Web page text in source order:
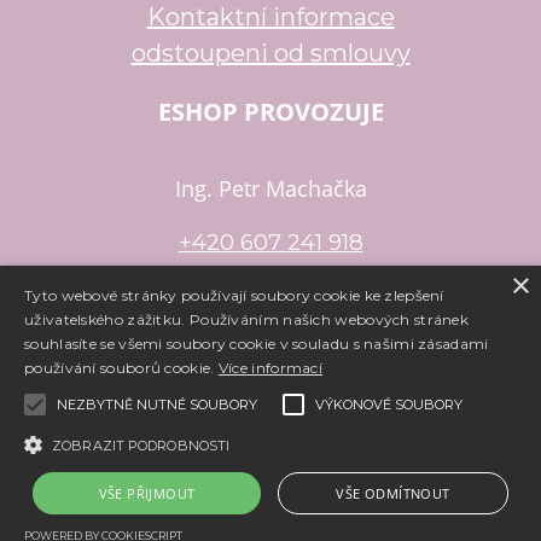
Kontaktní informace
odstoupeni od smlouvy
ESHOP PROVOZUJE
Ing. Petr Machačka
+420 607 241 918
petr.machacka@email.cz
e-shopuapronájem e-shopu Shop5.cz
×
Tyto webové stránky používají soubory cookie ke zlepšení
uživatelského zážitku. Používáním našich webových stránek
souhlasíte se všemi soubory cookie v souladu s našimi zásadami
používání souborů cookie. Více informací
NEZBYTNĚ NUTNÉ SOUBORY VÝKONOVÉ SOUBORY
ZOBRAZIT PODROBNOSTI
VŠE PŘIJMOUT VŠE ODMÍTNOUT
POWERED BY COOKIESCRIPT